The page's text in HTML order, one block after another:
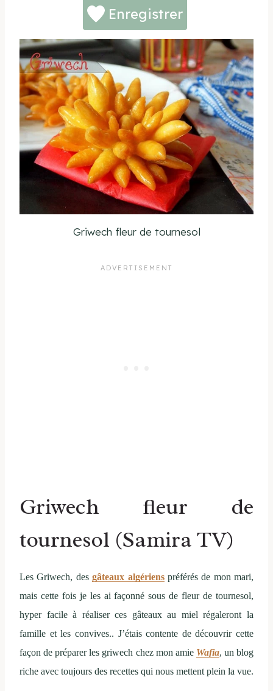
Enregistrer
Griwech fleur de tournesol
Griwech fleur de
tournesol (Samira TV)
Les Griwech, desgâteaux algérienspréférés de mon mari,
mais cette fois je les ai façonné sous de fleur de tournesol,
hyper facile à réaliser ces gâteaux au miel régaleront la
famille et les convives.. J’étais contente de découvrir cette
façon de préparer les griwech chez mon amie Wafia, un blog
riche avec toujours des recettes qui nous mettent plein la vue.